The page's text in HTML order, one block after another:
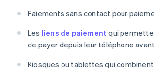
Paiements sans contact pour
Les liens de paiement qui
de payer depuis leur téléphone
Kiosques ou tablettes qui combinent